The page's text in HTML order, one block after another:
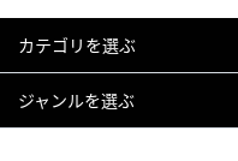
カテゴリを選ぶ
ジャンルを選ぶ